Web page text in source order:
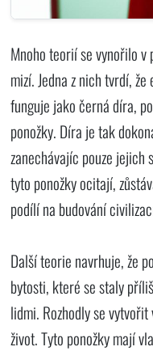
Mnoho teorií se vynořilo
mizí. Jedna z nich tvrdí,
funguje jako černá díra,
ponožky. Díra je tak
zanechávajíc pouze jejich
tyto ponožky ocitají,
podílí na budování
Další teorie navrhuje, že
bytosti, které se staly
lidmi. Rozhodly se
život. Tyto ponožky mají